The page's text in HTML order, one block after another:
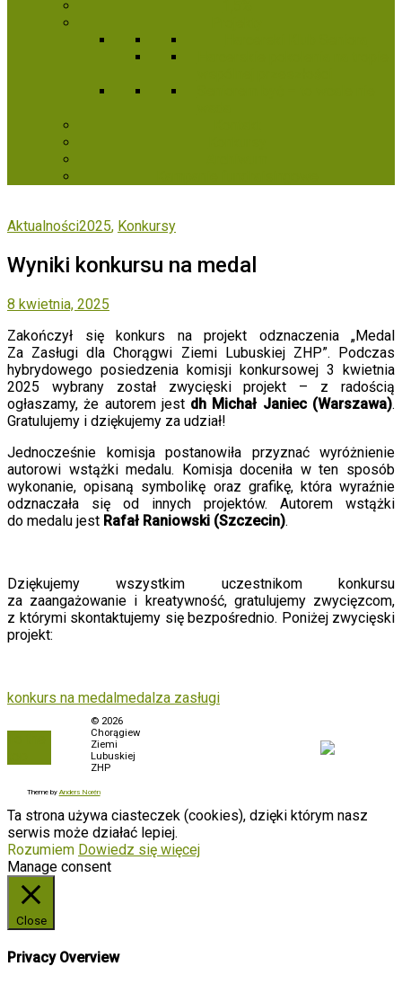
Aktualności2025, Konkursy
Wyniki konkursu na medal
8 kwietnia, 2025
Zakończył się konkurs na projekt odznaczenia „Medal
Za Zasługi dla Chorągwi Ziemi Lubuskiej ZHP”. Podczas
hybrydowego posiedzenia komisji konkursowej 3 kwietnia
2025 wybrany został zwycięski projekt – z radością
ogłaszamy, że autorem jest dh Michał Janiec (Warszawa).
Gratulujemy i dziękujemy za udział!
Jednocześnie komisja postanowiła przyznać wyróżnienie
autorowi wstążki medalu.
Komisja doceniła w ten sposób
wykonanie,opisaną symbolikę oraz grafikę, która wyraźnie
odznaczała się od innych projektów.
Autorem wstążki
do medalu jest Rafał Raniowski (Szczecin).
Dziękujemy wszystkim uczestnikom konkursu
za zaangażowanie i kreatywność, gratulujemy zwycięzcom,
z którymi skontaktujemy się bezpośrednio. Poniżej zwycięski
projekt:
konkurs na medal medal za zasługi
© 2026
Chorągiew
Ziemi
Lubuskiej
ZHP
Theme by Anders Norén
Ta strona używa ciasteczek (cookies), dzięki którym nasz
serwis może działać lepiej.
Rozumiem Dowiedz się więcej
Manage consent
Close
Privacy Overview